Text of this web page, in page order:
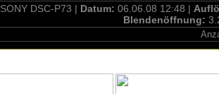
SONY DSC-P73 | Datum: 06.06.08 12:48 |
Blendenöffnung: